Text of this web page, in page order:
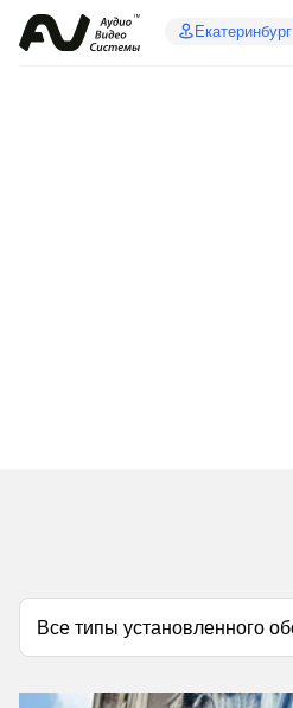
Екатеринбург